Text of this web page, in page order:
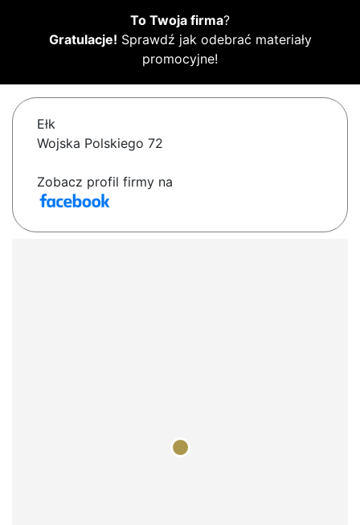
To Twoja firma?
Gratulacje! Sprawdź jak odebrać materiały
promocyjne!
Ełk
Wojska Polskiego 72
Zobacz profil firmy na